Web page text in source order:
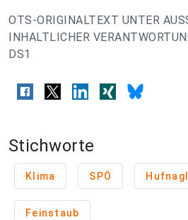
OTS-ORIGINALTEXT UNTER
INHALTLICHER
DS1
Stichworte
Klima SPÖ Hufnagl
Feinstaub